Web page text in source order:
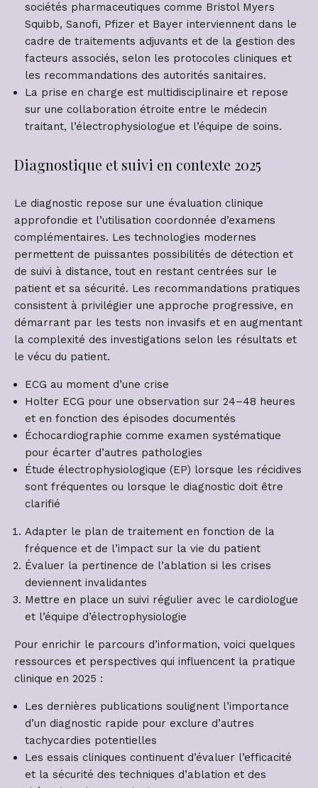
sociétés pharmaceutiques comme Bristol Myers
Squibb, Sanofi, Pfizer et Bayer interviennent dans le
cadre de traitements adjuvants et de la gestion des
facteurs associés, selon les protocoles cliniques et
les recommandations des autorités sanitaires.
La prise en charge est multidisciplinaire et repose
sur une collaboration étroite entre le médecin
traitant, l’électrophysiologue et l’équipe de soins.
Diagnostique et suivi en contexte 2025
Le diagnostic repose sur une évaluation clinique
approfondie et l’utilisation coordonnée d’examens
complémentaires. Les technologies modernes
permettent de puissantes possibilités de détection et
de suivi à distance, tout en restant centrées sur le
patient et sa sécurité. Les recommandations pratiques
consistent à privilégier une approche progressive, en
démarrant par les tests non invasifs et en augmentant
la complexité des investigations selon les résultats et
le vécu du patient.
ECG au moment d’une crise
Holter ECG pour une observation sur 24–48 heures
et en fonction des épisodes documentés
Échocardiographie comme examen systématique
pour écarter d’autres pathologies
Étude électrophysiologique (EP) lorsque les récidives
sont fréquentes ou lorsque le diagnostic doit être
clarifié
Adapter le plan de traitement en fonction de la
fréquence et de l’impact sur la vie du patient
Évaluer la pertinence de l’ablation si les crises
deviennent invalidantes
Mettre en place un suivi régulier avec le cardiologue
et l’équipe d’électrophysiologie
Pour enrichir le parcours d’information, voici quelques
ressources et perspectives qui influencent la pratique
clinique en 2025 :
Les dernières publications soulignent l’importance
d’un diagnostic rapide pour exclure d’autres
tachycardies potentielles
Les essais cliniques continuent d’évaluer l’efficacité
et la sécurité des techniques d’ablation et des